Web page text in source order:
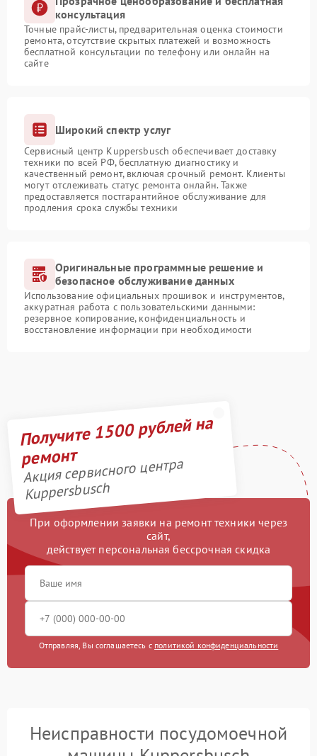
консультация
Точные прайс-листы, предварительная оценка стоимости
ремонта, отсутствие скрытых платежей и возможность
бесплатной консультации по телефону или онлайн на
сайте
Широкий спектр услуг
Сервисный центр Kuppersbusch обеспечивает доставку
техники по всей РФ, бесплатную диагностику и
качественный ремонт, включая срочный ремонт. Клиенты
могут отслеживать статус ремонта онлайн. Также
предоставляется постгарантийное обслуживание для
продления срока службы техники
Оригинальные программные решение и
безопасное обслуживание данных
Использование официальных прошивок и инструментов,
аккуратная работа с пользовательскими данными:
резервное копирование, конфиденциальность и
восстановление информации при необходимости
Получите 1500 рублей на
ремонт
Акция сервисного центра
Kuppersbusch
При оформлении заявки на ремонт техники через
сайт,
действует персональная бессрочная скидка
Отправляя, Вы соглашаетесь с политикой конфиденциальности
Неисправности посудомоечной